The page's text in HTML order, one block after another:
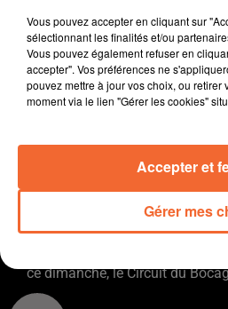
Le Basket
Retour sur la belle vitoire de
l'ASVEL
Match d'accession en Nat 3
Le Handball avec l'ent des
sera avec nous en direct. Les
Du Cyclisme pour terminer
Entretien avec Philippe
ce dimanche, le Circuit du
Vous pouvez accepter en cliquant sur
sélectionnant les finalités et/ou
Vous pouvez également refuser en
accepter". Vos préférences ne
pouvez mettre à jour vos choix, ou retirer
moment via le lien "Gérer les cookies"
Gérer mes
Accepter et